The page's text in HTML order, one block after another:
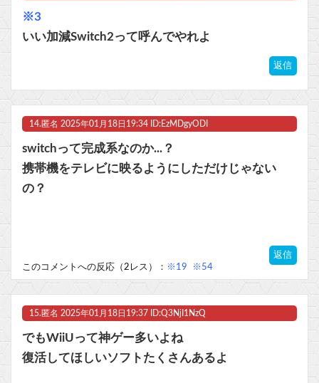
※3
いい加減Switch2って呼んでやれよ
返信
14. 匿名 2025年01月18日19:34 ID:EzMDgyODI
switchって完成系なのか...？
携帯機をテレビに映るようにしただけじゃない
の？
返信
このコメントへの反応（2レス）： ※19 ※54
15. 匿名 2025年01月18日19:37 ID:Q3NjI1NzQ
でもWiiUって神ゲー多いよね
復活してほしいソフトたくさんあるよ